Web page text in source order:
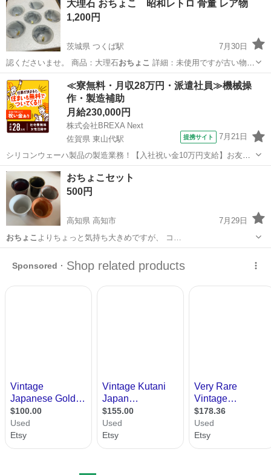
大理石 おちょこ 昭和レトロ 骨董 レア物
1,200円
茨城県 つくば駅
7月30日
認くださいませ。 商品：大理石おちょこ 詳細：未使用ですが古い物で
す。状…
茨城 つくば市 つくば駅 食器
≪寮無料・月収28万円・派遣社員≫機械操
作・製造補助
月給230,000円
株式会社BREXA Next
佐賀県 東山代駅
提携サイト 7月21日
シリコンウェーハ製品の製造業務！【入社祝い金10万円支給】お友達
やカップルとの応募OK◎年間休日129日＆休出なしでプライベート充
実♪業務はクリーンルームで快適作業◎自社正社員登用制度あり★1食
300円～の格安食堂あり！《佐...
佐賀 伊万里市 東山代駅
おちょこセット
500円
高知県 高知市
7月29日
おちょこ よりちょっと気持ち大きめですが、 コ…